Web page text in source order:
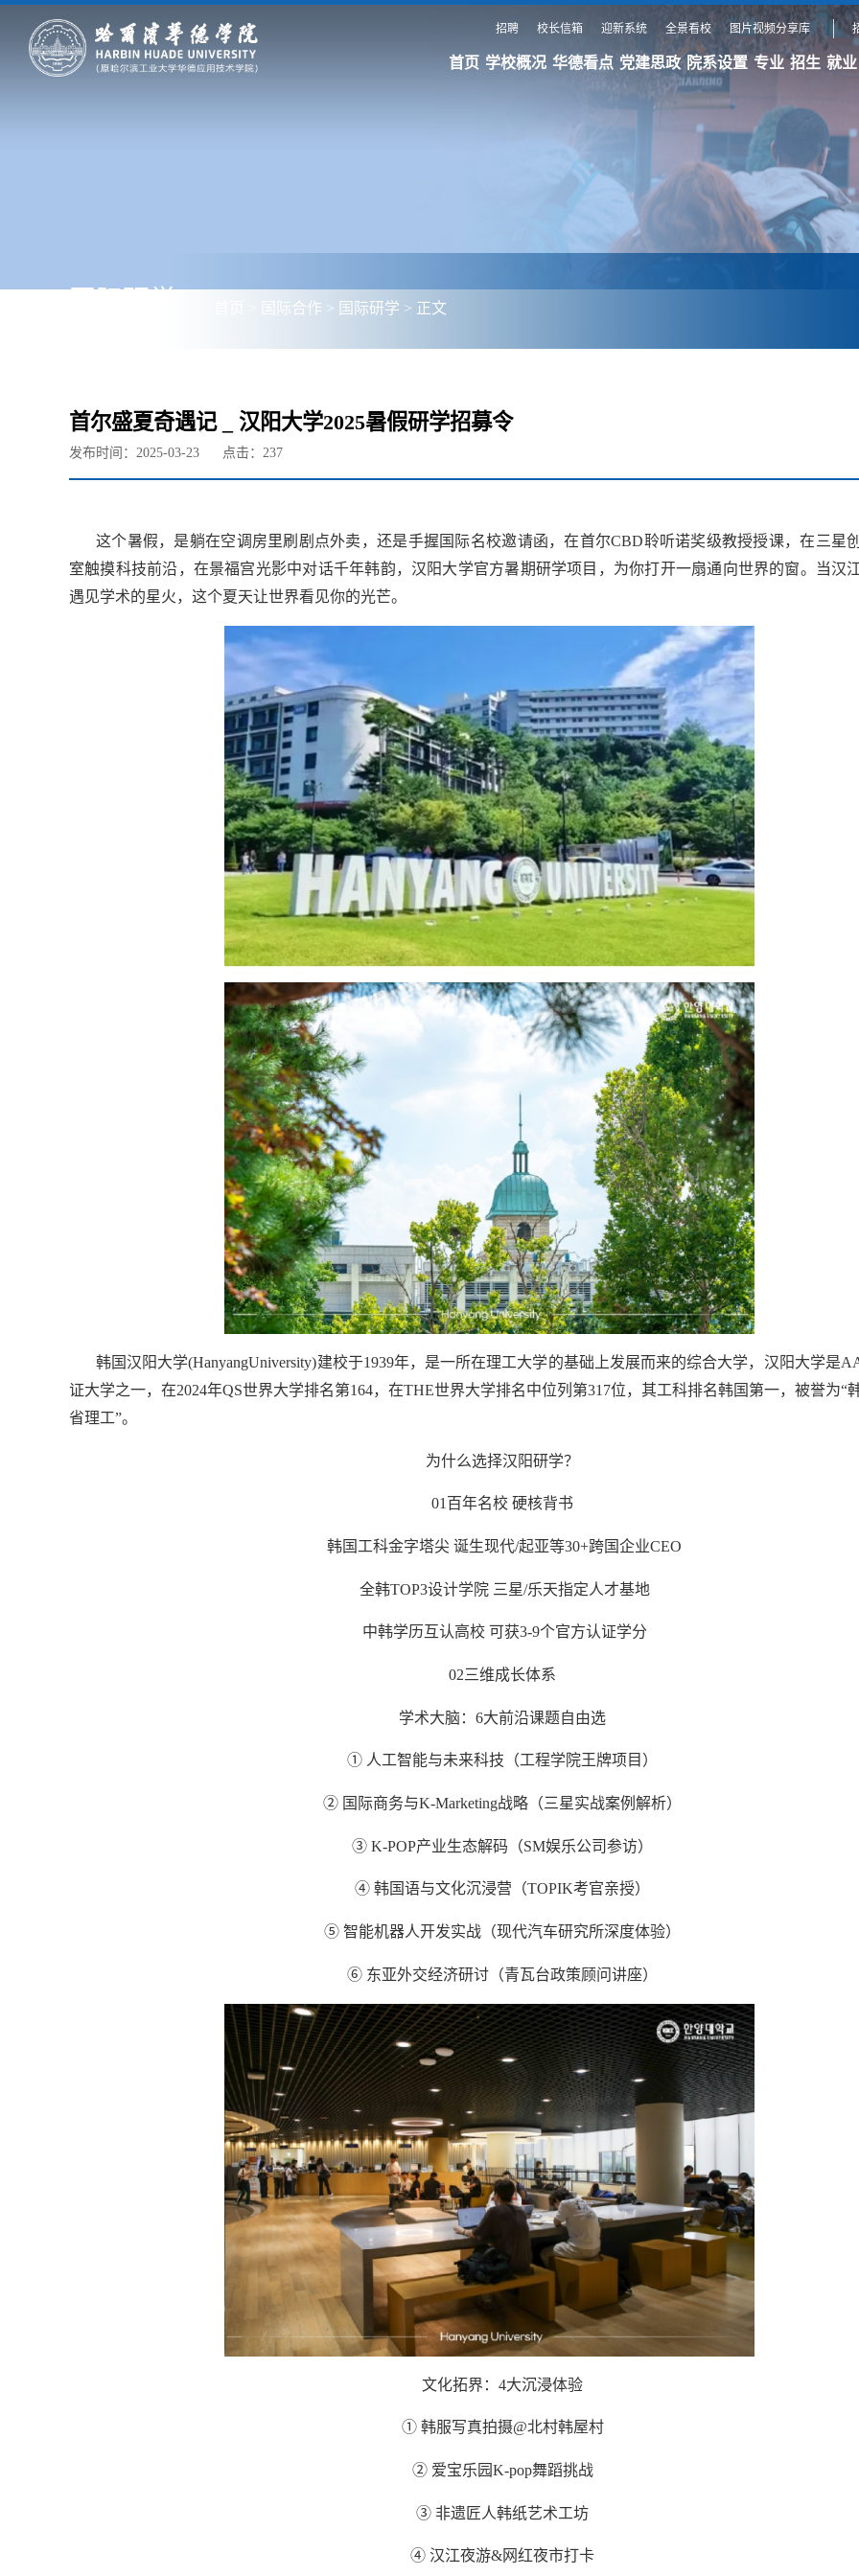
招聘 校长信箱 迎新系统 全景看校 图片视频分享库
首页 学校概况 华德看点 党建思政 院系设置 专业 招生 就业
国际合作 > 国际研学 > 正文
首尔盛夏奇遇记 _ 汉阳大学2025暑假研学招募令
发布时间：2025-03-23 点击： 237
这个暑假，是躺在空调房里刷剧点外卖，还是手握国际名校邀请函，在首尔CBD聆听诺奖级教授授课，在三星
室触摸科技前沿，在景福宫光影中对话千年韩韵，汉阳大学官方暑期研学项目，为你打开一扇通向世界的窗。当汉
遇见学术的星火，这个夏天让世界看见你的光芒。
韩国汉阳大学(HanyangUniversity)建校于1939年，是一所在理工大学的基础上发展而来的综合大学，汉阳大学是
证大学之一，在2024年QS世界大学排名第164，在THE世界大学排名中位列第317位，其工科排名韩国第一，被誉为“
省理工”。
为什么选择汉阳研学？
01百年名校 硬核背书
韩国工科金字塔尖 诞生现代/起亚等30+跨国企业CEO
全韩TOP3设计学院 三星/乐天指定人才基地
中韩学历互认高校 可获3-9个官方认证学分
02三维成长体系
学术大脑：6大前沿课题自由选
① 人工智能与未来科技（工程学院王牌项目）
② 国际商务与K-Marketing战略（三星实战案例解析）
③ K-POP产业生态解码（SM娱乐公司参访）
④ 韩国语与文化沉浸营（TOPIK考官亲授）
⑤ 智能机器人开发实战（现代汽车研究所深度体验）
⑥ 东亚外交经济研讨（青瓦台政策顾问讲座）
文化拓界：4大沉浸体验
① 韩服写真拍摄@北村韩屋村
② 爱宝乐园K-pop舞蹈挑战
③ 非遗匠人韩纸艺术工坊
④ 汉江夜游&网红夜市打卡